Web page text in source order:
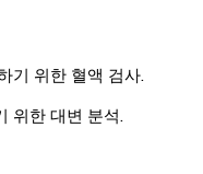
기 위한 혈액 검사.
위한 대변 분석.